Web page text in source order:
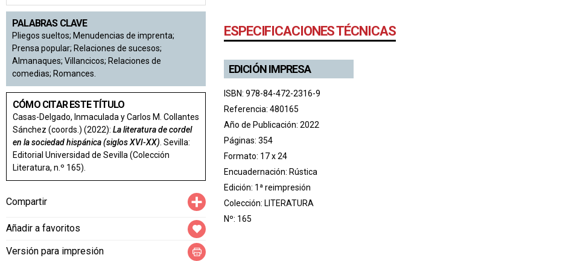
PALABRAS CLAVE
Pliegos sueltos; Menudencias de imprenta;
Prensa popular; Relaciones de sucesos;
Almanaques; Villancicos; Relaciones de
comedias; Romances.
CÓMO CITAR ESTE TÍTULO
Casas-Delgado, Inmaculada y Carlos M. Collantes
Sánchez (coords.) (2022): La literatura de cordel
en la sociedad hispánica (siglos XVI-XX). Sevilla:
Editorial Universidad de Sevilla (Colección
Literatura, n.º 165).
Compartir Compartir
Añadir a favoritos
Versión para impresión
ESPECIFICACIONES TÉCNICAS
EDICIÓN IMPRESA
ISBN: 978-84-472-2316-9
Referencia: 480165
Año de Publicación: 2022
Páginas: 354
Formato: 17 x 24
Encuadernación: Rústica
Edición: 1ª reimpresión
Colección: LITERATURA
Nº: 165